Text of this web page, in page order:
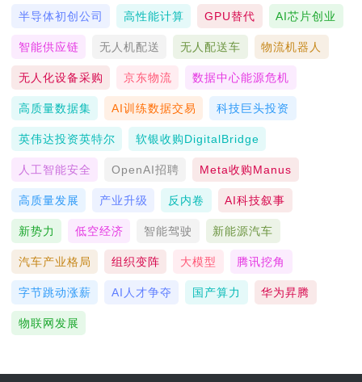
半导体初创公司 高性能计算 GPU替代 AI芯片创业
智能供应链 无人机配送 无人配送车 物流机器人
无人化设备采购 京东物流 数据中心能源危机
高质量数据集 AI训练数据交易 科技巨头投资
英伟达投资英特尔 软银收购DigitalBridge
人工智能安全 OpenAI招聘 Meta收购Manus
高质量发展 产业升级 反内卷 AI科技叙事
新势力 低空经济 智能驾驶 新能源汽车
汽车产业格局 组织变阵 大模型 腾讯挖角
字节跳动涨薪 AI人才争夺 国产算力 华为昇腾
物联网发展